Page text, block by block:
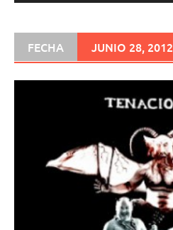
FECHA JUNIO 28, 2012